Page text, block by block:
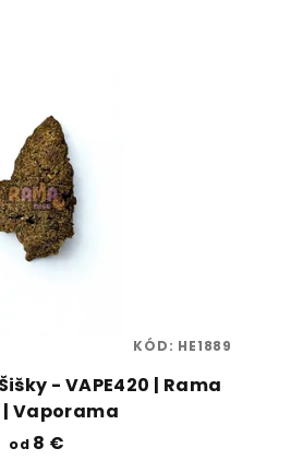
- VAPE420 | Rama
| Vaporama
od 8 €
KÓD: HE1889